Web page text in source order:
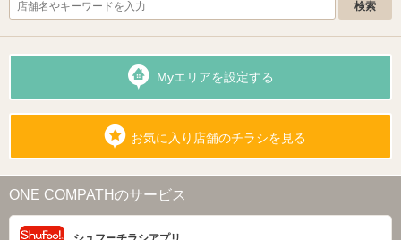
Myエリアを設定する
お気に入り店舗のチラシを見る
ONE COMPATHのサービス